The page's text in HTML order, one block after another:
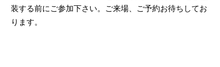
装する前にご参加下さい。ご来場、ご予約お待ちしてお
ります。